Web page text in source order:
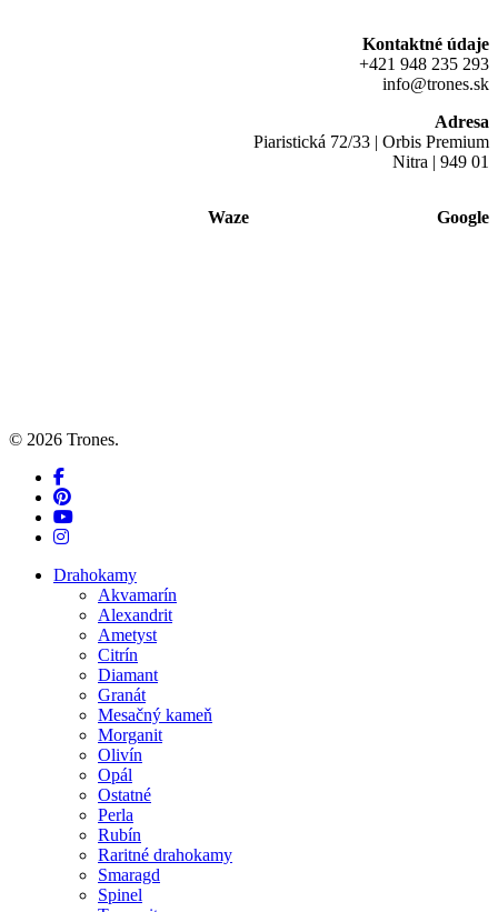
Kontaktné údaje
+421 948 235 293
info@trones.sk
Adresa
Piaristická 72/33 | Orbis Premium
Nitra | 949 01
Waze Google
© 2026 Trones.
facebook
pinterest
youtube
instagram
Close
Drahokamy
Akvamarín
Alexandrit
Ametyst
Citrín
Diamant
Granát
Mesačný kameň
Morganit
Olivín
Opál
Ostatné
Perla
Rubín
Raritné drahokamy
Smaragd
Spinel